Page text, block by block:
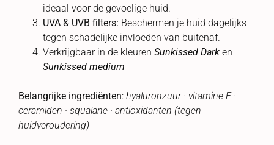
ideaal voor de gevoelige huid.
UVA & UVB filters: Beschermen je huid dagelijks
tegen schadelijke invloeden van buitenaf.
Verkrijgbaar in de kleuren Sunkissed Dark en
Sunkissed medium
Belangrijke ingrediënten: hyaluronzuur · vitamine E ·
ceramiden · squalane · antioxidanten (tegen
huidveroudering)